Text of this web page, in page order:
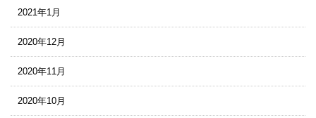
2021年1月
2020年12月
2020年11月
2020年10月